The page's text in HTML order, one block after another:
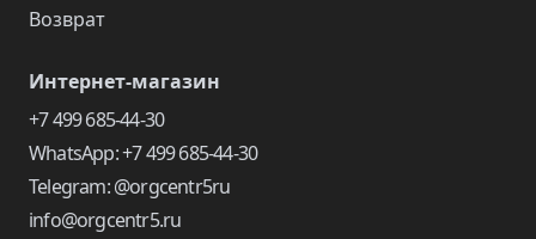
Возврат
Интернет-магазин
+7 499 685-44-30
WhatsApp: +7 499 685-44-30
Telegram: @orgcentr5ru
info@orgcentr5.ru